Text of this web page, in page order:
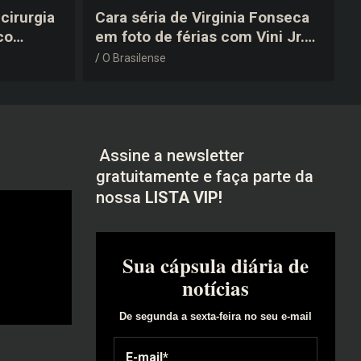
a
Cara séria de Virginia Fonseca
em foto de férias com Vini Jr.
vira piada na web: “Não
O Brasilense
Assine a newsletter
gratuitamente e faça parte da
nossa LISTA VIP!
Sua cápsula diária de
notícias
De segunda a sexta-feira no seu e-mail